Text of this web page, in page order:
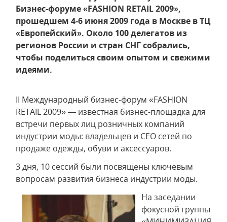
Бизнес-форуме «FASHION RETAIL 2009»,
прошедшем 4-6 июня 2009 года в Москве в ТЦ
«Европейский». Около 100 делегатов из
регионов России и стран СНГ собрались,
чтобы поделиться своим опытом и свежими
идеями.
II Международный бизнес-форум «FASHION
RETAIL 2009» — известная бизнес-площадка для
встречи первых лиц розничных компаний
индустрии моды: владельцев и CEO сетей по
продаже одежды, обуви и аксессуаров.
3 дня, 10 сессий были посвящены ключевым
вопросам развития бизнеса индустрии моды.
На заседании
фокусной группы